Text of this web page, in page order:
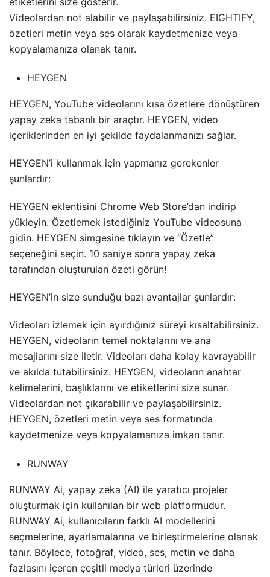
Videolardan not alabilir ve paylaşabilirsiniz. EIGHTIFY,
özetleri metin veya ses olarak kaydetmenize veya
kopyalamanıza olanak tanır.
HEYGEN
HEYGEN, YouTube videolarını kısa özetlere dönüştüren
yapay zeka tabanlı bir araçtır. HEYGEN, video
içeriklerinden en iyi şekilde faydalanmanızı sağlar.
HEYGEN’i kullanmak için yapmanız gerekenler
şunlardır:
HEYGEN eklentisini Chrome Web Store’dan indirip
yükleyin. Özetlemek istediğiniz YouTube videosuna
gidin. HEYGEN simgesine tıklayın ve “Özetle”
seçeneğini seçin. 10 saniye sonra yapay zeka
tarafından oluşturulan özeti görün!
HEYGEN’in size sunduğu bazı avantajlar şunlardır:
Videoları izlemek için ayırdığınız süreyi kısaltabilirsiniz.
HEYGEN, videoların temel noktalarını ve ana
mesajlarını size iletir. Videoları daha kolay kavrayabilir
ve akılda tutabilirsiniz. HEYGEN, videoların anahtar
kelimelerini, başlıklarını ve etiketlerini size sunar.
Videolardan not çıkarabilir ve paylaşabilirsiniz.
HEYGEN, özetleri metin veya ses formatında
kaydetmenize veya kopyalamanıza imkan tanır.
RUNWAY
RUNWAY Ai, yapay zeka (AI) ile yaratıcı projeler
oluşturmak için kullanılan bir web platformudur.
RUNWAY Ai, kullanıcıların farklı AI modellerini
seçmelerine, ayarlamalarına ve birleştirmelerine olanak
tanır. Böylece, fotoğraf, video, ses, metin ve daha
fazlasını içeren çeşitli medya türleri üzerinde